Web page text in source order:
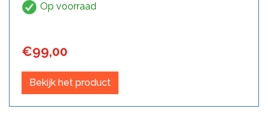
Op voorraad
€99,00
Bekijk het product